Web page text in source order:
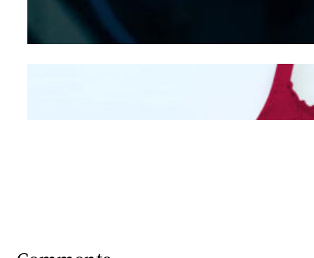
Mengintip Kepribadian
Wanita Dari Warna Bra